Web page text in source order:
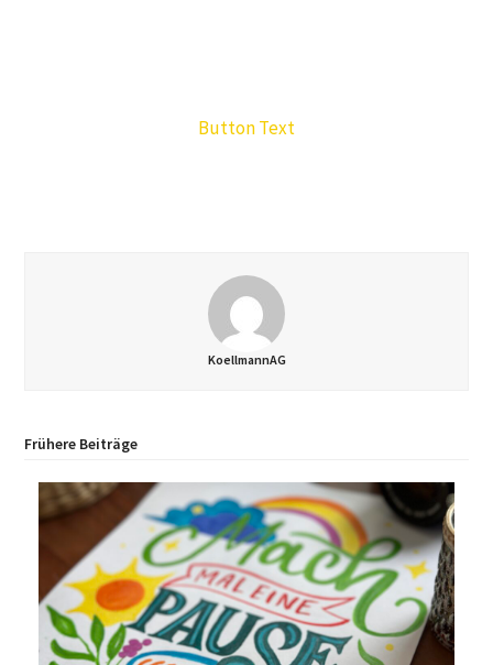
Button Text
KoellmannAG
Frühere Beiträge